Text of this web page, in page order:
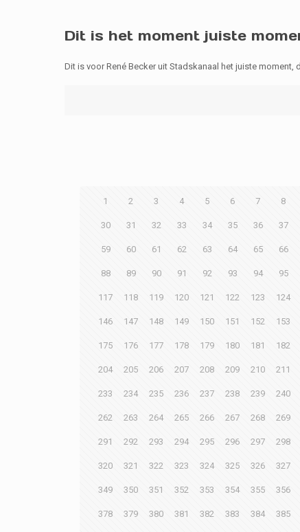
Dit is het moment juiste
Dit is voor René Becker uit Stadskanaal het juiste
1 2 3 4 5 6 7 8
30 31 32 33 34 35 36 37
59 60 61 62 63 64 65 66
88 89 90 91 92 93 94 95
117 118 119 120 121 122 123 124
146 147 148 149 150 151 152 153
175 176 177 178 179 180 181 182
204 205 206 207 208 209 210 211
233 234 235 236 237 238 239 240
262 263 264 265 266 267 268 269
291 292 293 294 295 296 297 298
320 321 322 323 324 325 326 327
349 350 351 352 353 354 355 356
378 379 380 381 382 383 384 385